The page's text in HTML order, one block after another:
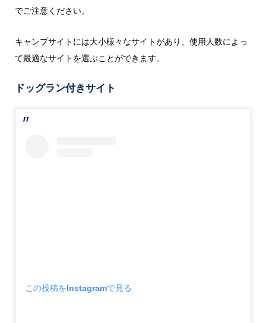
でご注意ください。
キャンプサイトには大小様々なサイトがあり、使用人数によっ
て最適なサイトを選ぶことができます。
ドッグラン付きサイト
この投稿をInstagramで見る